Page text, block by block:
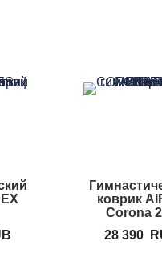
коврик
Corona
28 390